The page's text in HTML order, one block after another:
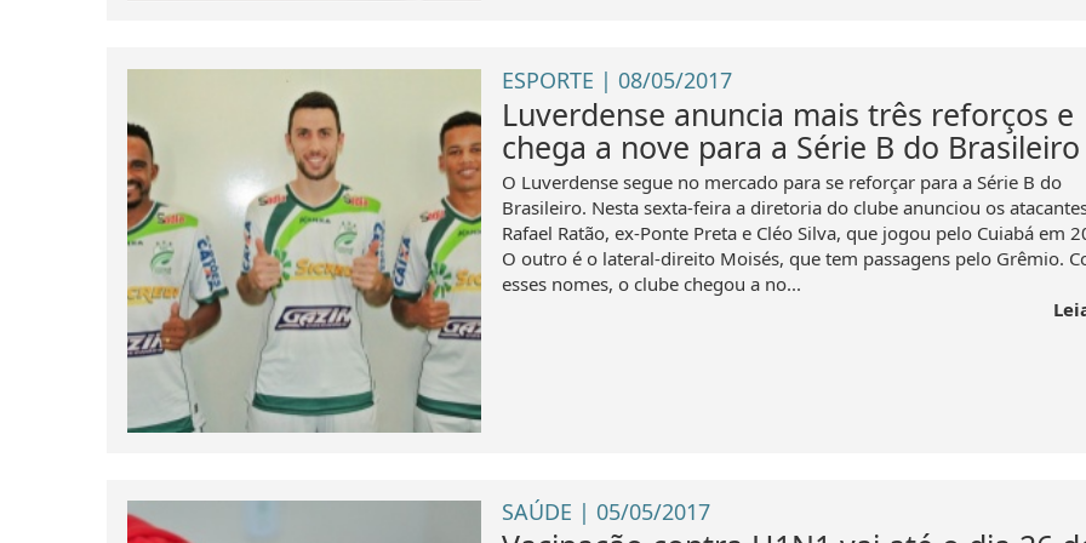
ESPORTE | 08/05/2017
Luverdense anuncia mais três reforços e
chega a nove para a Série B do Brasileiro
O Luverdense segue no mercado para se reforçar para a Série B do
Brasileiro. Nesta sexta-feira a diretoria do clube anunciou os
Rafael Ratão, ex-Ponte Preta e Cléo Silva, que jogou pelo Cuiabá em
O outro é o lateral-direito Moisés, que tem passagens pelo Grêmio.
esses nomes, o clube chegou a no...
SAÚDE | 05/05/2017